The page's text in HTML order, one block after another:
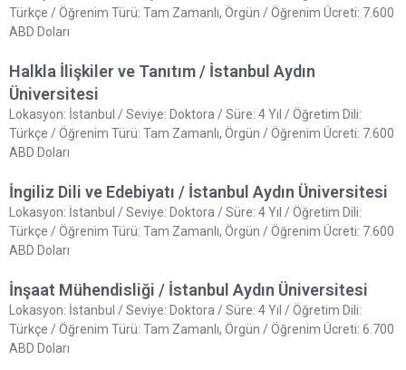
Türkçe / Öğrenim Türü: Tam Zamanlı, Örgün / Öğrenim Ücreti: 7.600
ABD Doları
Halkla İlişkiler ve Tanıtım / İstanbul Aydın
Üniversitesi
Lokasyon: İstanbul / Seviye: Doktora / Süre: 4 Yıl / Öğretim Dili:
Türkçe / Öğrenim Türü: Tam Zamanlı, Örgün / Öğrenim Ücreti: 7.600
ABD Doları
İngiliz Dili ve Edebiyatı / İstanbul Aydın Üniversitesi
Lokasyon: İstanbul / Seviye: Doktora / Süre: 4 Yıl / Öğretim Dili:
Türkçe / Öğrenim Türü: Tam Zamanlı, Örgün / Öğrenim Ücreti: 7.600
ABD Doları
İnşaat Mühendisliği / İstanbul Aydın Üniversitesi
Lokasyon: İstanbul / Seviye: Doktora / Süre: 4 Yıl / Öğretim Dili:
Türkçe / Öğrenim Türü: Tam Zamanlı, Örgün / Öğrenim Ücreti: 6.700
ABD Doları